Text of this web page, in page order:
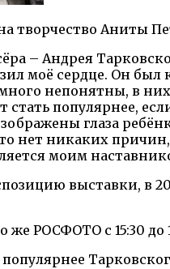
творчество Аниты
– Андрея
моё сердце. Он был
непонятны, в них
популярнее,
глаза
нет никаких
моим
выставки, в
же РОСФОТО с 15:30